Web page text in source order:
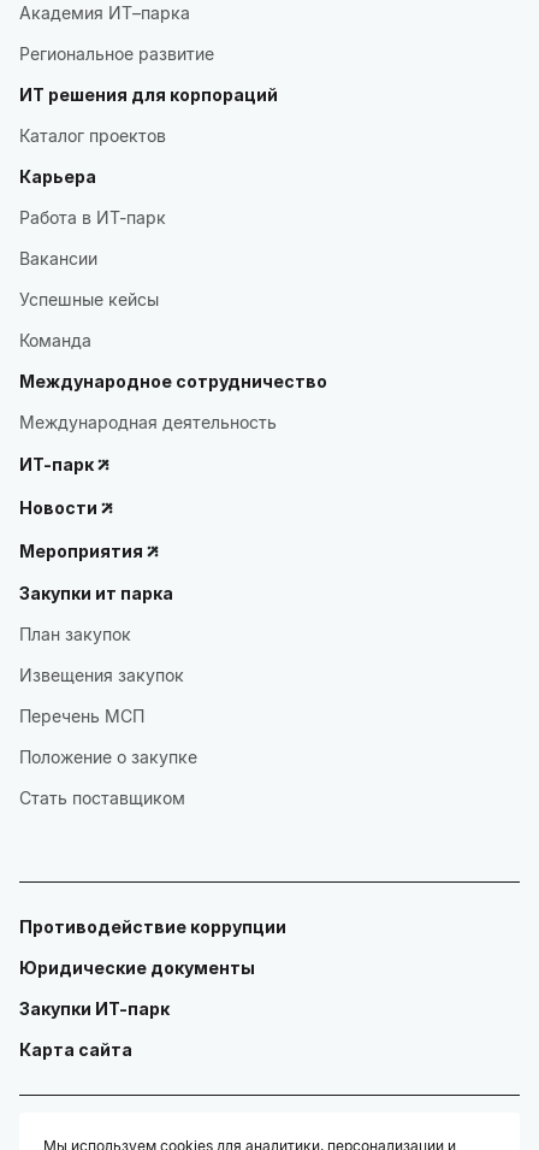
Академия ИТ–парка
Региональное развитие
ИТ решения для корпораций
Каталог проектов
Карьера
Работа в ИТ-парк
Вакансии
Успешные кейсы
Команда
Международное сотрудничество
Международная деятельность
ИТ-парк
Новости
Мероприятия
Закупки ит парка
План закупок
Извещения закупок
Перечень МСП
Положение о закупке
Стать поставщиком
Противодействие коррупции
Юридические документы
Закупки ИТ-парк
Карта сайта
Мы используем cookies для аналитики, персонализации и